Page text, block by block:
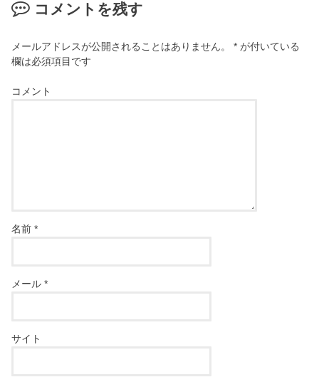
コメントを残す
メールアドレスが公開されることはありません。 * が付いている
欄は必須項目です
コメント
名前*
メール*
サイト